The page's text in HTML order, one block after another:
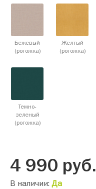
Бежевый
(рогожка)
Желтый
(рогожка)
Темно-
зеленый
(рогожка)
4 990 руб.
В наличии: Да